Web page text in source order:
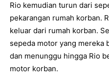
Rio kemudian turun dari
pekarangan rumah korban.
keluar dari rumah korban.
sepeda motor yang mereka
dan menunggu hingga Rio
motor korban.